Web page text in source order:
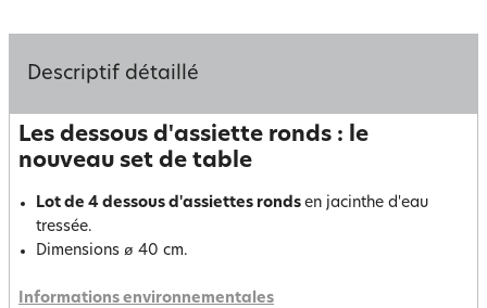
Descriptif détaillé
Les dessous d'assiette ronds : le
nouveau set de table
Lot de 4 dessous d'assiettes ronds en jacinthe d'eau
tressée.
Dimensions ø 40 cm.
Informations environnementales